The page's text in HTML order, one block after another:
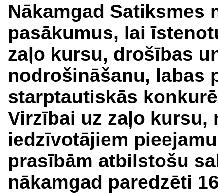
Nākamgad
pasākumus, lai
zaļo kursu, drošības
nodrošināšanu, labas
starptautiskās
Virzībai uz zaļo
iedzīvotājiem
prasībām atbilstošu
nākamgad paredzēti